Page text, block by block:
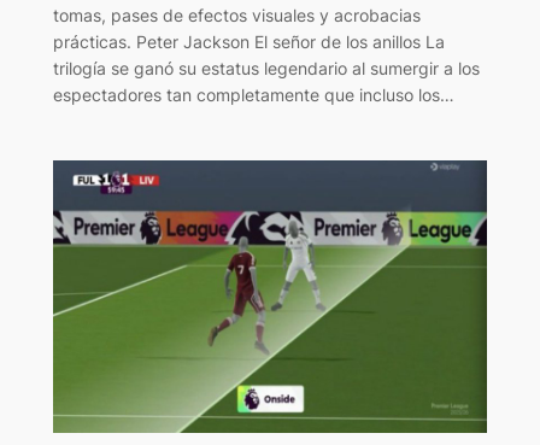
tomas, pases de efectos visuales y acrobacias
prácticas. Peter Jackson El señor de los anillos La
trilogía se ganó su estatus legendario al sumergir a los
espectadores tan completamente que incluso los…